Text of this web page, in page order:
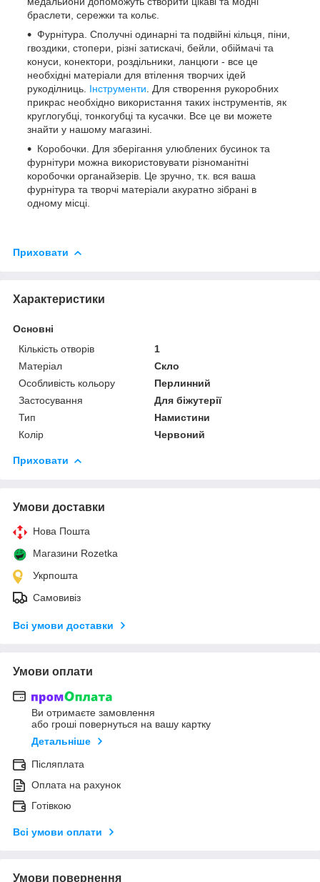
браслети, сережки та кольє.
Фурнітура. Сполучні одинарні та подвійні кільця, піни,
гвоздики, стопери, різні затискачі, бейли, обіймачі та
конуси, конектори, роздільники, ланцюги - все це
необхідні матеріали для втілення творчих ідей
рукоділниць. Інструменти . Для створення рукоробних
прикрас необхідно використання таких інструментів, як
круглогубці, тонкогубці та кусачки. Все це ви можете
знайти у нашому магазині.
Коробочки. Для зберігання улюблених бусинок та
фурнітури можна використовувати різноманітні
коробочки органайзерів. Це зручно, т.к. вся ваша
фурнітура та творчі матеріали акуратно зібрані в
одному місці.
Приховати
Характеристики
Основні
Кількість отворів
1
Матеріал
Скло
Особливість кольору
Перлинний
Застосування
Для біжутерії
Тип
Намистини
Колір
Червоний
Приховати
Умови доставки
Нова Пошта
Магазини Rozetka
Укрпошта
Самовивіз
Всі умови доставки
Умови оплати
Ви отримаєте замовлення
або гроші повернуться на вашу картку
Детальніше
Післяплата
Оплата на рахунок
Готівкою
Всі умови оплати
Умови повернення